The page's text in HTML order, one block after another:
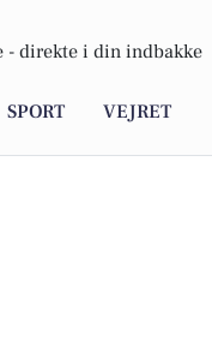
- direkte i din indbakke
SPORT VEJRET